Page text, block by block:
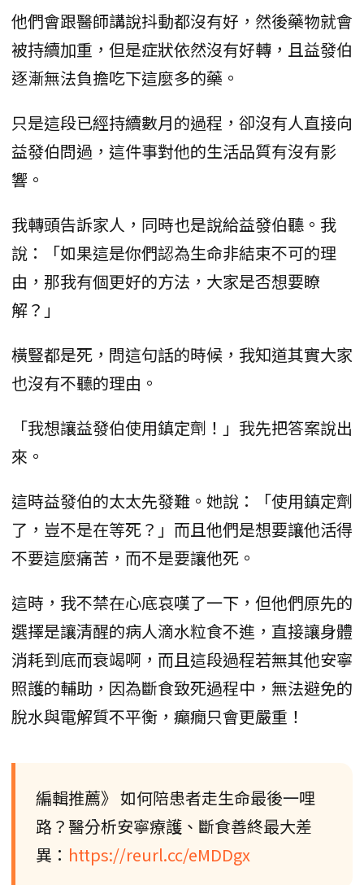
他們會跟醫師講說抖動都沒有好，然後藥物就會
被持續加重，但是症狀依然沒有好轉，且益發伯
逐漸無法負擔吃下這麼多的藥。
只是這段已經持續數月的過程，卻沒有人直接向
益發伯問過，這件事對他的生活品質有沒有影
響。
我轉頭告訴家人，同時也是說給益發伯聽。我
說：「如果這是你們認為生命非結束不可的理
由，那我有個更好的方法，大家是否想要瞭
解？」
橫豎都是死，問這句話的時候，我知道其實大家
也沒有不聽的理由。
「我想讓益發伯使用鎮定劑！」我先把答案說出
來。
這時益發伯的太太先發難。她說：「使用鎮定劑
了，豈不是在等死？」而且他們是想要讓他活得
不要這麼痛苦，而不是要讓他死。
這時，我不禁在心底哀嘆了一下，但他們原先的
選擇是讓清醒的病人滴水粒食不進，直接讓身體
消耗到底而衰竭啊，而且這段過程若無其他安寧
照護的輔助，因為斷食致死過程中，無法避免的
脫水與電解質不平衡，癲癇只會更嚴重！
編輯推薦》 如何陪患者走生命最後一哩
路？醫分析安寧療護、斷食善終最大差
異： https://reurl.cc/eMDDgx